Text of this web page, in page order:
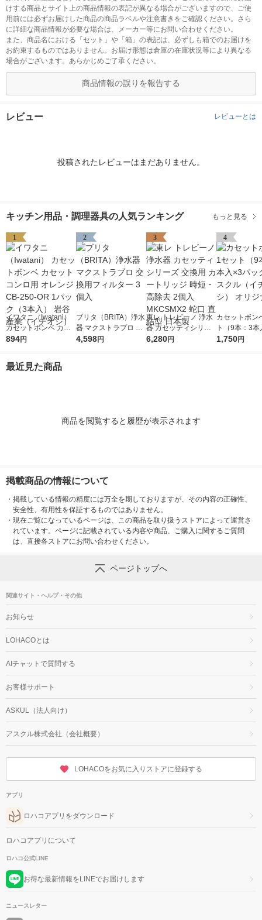
けする商品とサイト上の商品情報の表記が異なる場合がございますので、ご使
用前には必ずお届けした商品の商品ラベルや注意書きをご確認ください。さら
に詳細な商品情報が必要な場合は、メーカー等にお問い合わせください。
また、商品名における「セット」や「箱」の表記は、必ずしも箱でのお届けを
お約束するものではありません。お届け形態は倉庫の在庫状況等により異なる
場合がございます。あらかじめご了承ください。
商品情報の誤りを報告する
レビュー レビューとは
投稿されたレビューはまだありません。
キッチン用品・調理器具の人気ランキング もっと見る
1
イワタニ（Iwatani）
カセットボンベ カセ
ットコンロ用 オレン
（イチオシ）
894円
2
ブリタ（BRITA）浄水
器 マクストラプロ 交
換用フィルター 3個入
4,598円
3
東レ トレビーノ 浄水
器 カセッティシリー
ズ 交換用 カートリッ
6,280円
4
カセットボン
ト（9本：3
ック） アス
1,750円
最近見た商品
商品を閲覧すると履歴が表示されます
掲載商品の情報について
・ 掲載している情報の精度には万全を期しておりますが、その内容の正確性、
安全性、有用性を保証するものではありません。
・ 現在ご覧になっているページは、この商品を取り扱うストアによって運営さ
れています。ページに記載されている内容や商品、ご購入に関するご質問
は、直接各ストアにお問い合わせください。
ページトップへ
関連サイト・ヘルプ・その他
お知らせ
LOHACOとは
AIチャットで質問する
お客様サポート
ASKUL（法人向け）
アスクル株式会社（会社概要）
LOHACOをお気に入りストアに登録する
アプリ
ロハコアプリをダウンロード
ロハコアプリについて
ロハコ公式LINE
お得な最新情報をLINEでお届けします
ニュースレター